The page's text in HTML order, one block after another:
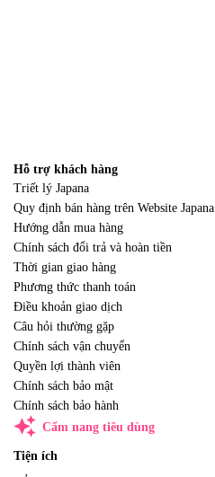
Hỗ trợ khách hàng
Triết lý Japana
Quy định bán hàng trên Website Japana
Hướng dẫn mua hàng
Chính sách đổi trả và hoàn tiền
Thời gian giao hàng
Phương thức thanh toán
Điều khoản giao dịch
Câu hỏi thường gặp
Chính sách vận chuyển
Quyền lợi thành viên
Chính sách bảo mật
Chính sách bảo hành
auto_awesome Cẩm nang tiêu dùng
Tiện ích